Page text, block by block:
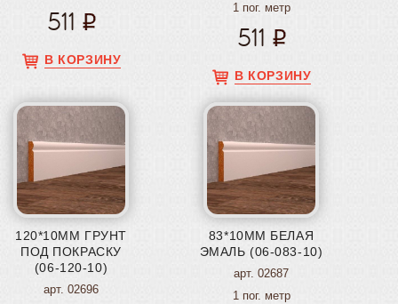
511
В КОРЗИНУ
1 пог. метр
511
В КОРЗИНУ
120*10ММ ГРУНТ
ПОД ПОКРАСКУ
(06-120-10)
арт. 02696
83*10ММ БЕЛАЯ
ЭМАЛЬ (06-083-10)
арт. 02687
1 пог. метр